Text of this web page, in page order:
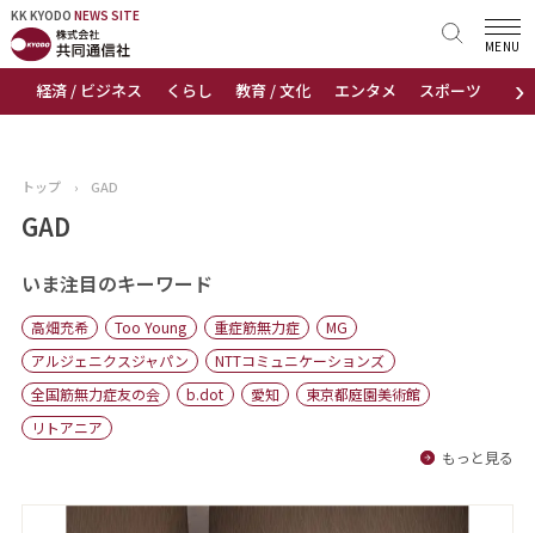
KK KYODO NEWS SITE
›
経済 / ビジネス くらし 教育 / 文化 エンタメ スポーツ 地域
MENU
KK KYODONEWS SITE
トップページ
ニュース
おすすめコンテンツ
出版物
会社概要
トップ › GAD
GAD
いま注目のキーワード
高畑充希 Too Young 重症筋無力症
MG
アルジェニクスジャパン
NTTコミュニケーションズ
全国筋無力症友の会
b.dot 愛知
東京都庭園美術館
リトアニア
もっと見る